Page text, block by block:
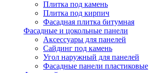
Плитка под камень
Плитка под кирпич
Фасадная плитка битумная
Фасадные и цокольные панели
Аксессуары для панелей
Сайдинг под камень
Угол наружный для панелей
Фасадные панели пластиковые